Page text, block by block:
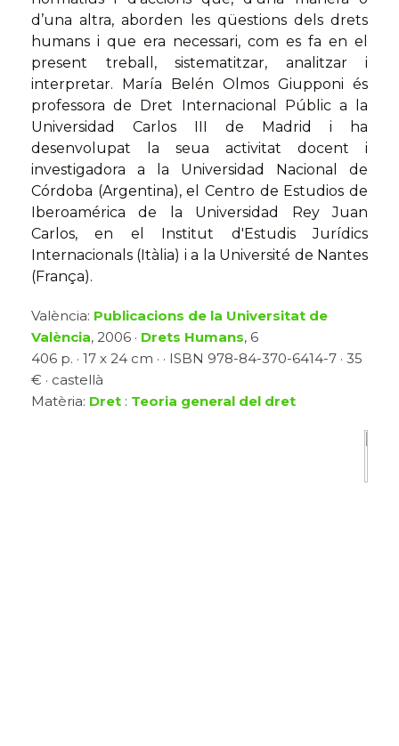
d’una altra, aborden les qüestions dels drets
humans i que era necessari, com es fa en el
present treball, sistematitzar, analitzar i
interpretar. María Belén Olmos Giupponi és
professora de Dret Internacional Públic a la
Universidad Carlos III de Madrid i ha
desenvolupat la seua activitat docent i
investigadora a la Universidad Nacional de
Córdoba (Argentina), el Centro de Estudios de
Iberoamérica de la Universidad Rey Juan
Carlos, en el Institut d'Estudis Jurídics
Internacionals (Itàlia) i a la Université de Nantes
(França).
València: Publicacions de la Universitat de
València, 2006 · Drets Humans, 6
406 p. · 17 x 24 cm · · ISBN 978-84-370-6414-7 · 35
€ · castellà
Matèria: Dret : Teoria general del dret